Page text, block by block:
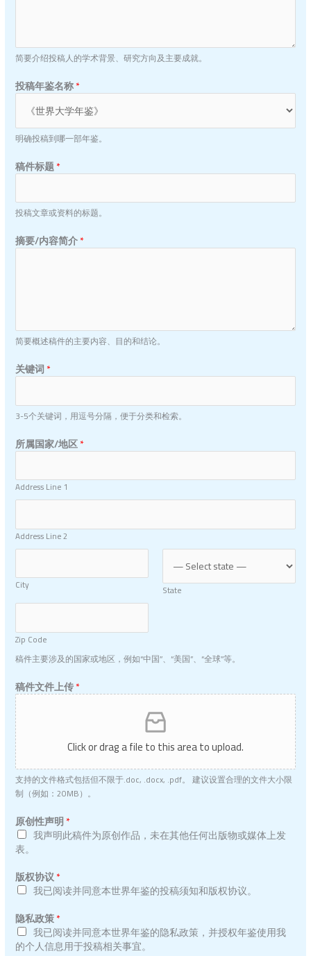
E
L
C
T
E
D
简要介绍投稿人的学术背景、研究方向及主要成就。
投稿年鉴名称*
明确投稿到哪一部年鉴。
稿件标题*
投稿文章或资料的标题。
摘要/内容简介*
简要概述稿件的主要内容、目的和结论。
关键词*
3-5个关键词，用逗号分隔，便于分类和检索。
所属国家/地区*
Address Line 1
Address Line 2
City State
Zip Code
稿件主要涉及的国家或地区，例如“中国”、“美国”、“全球”等。
稿件文件上传*
Click or drag a file to this area to upload.
支持的文件格式包括但不限于.doc, .docx, .pdf。 建议设置合理的文件大小限
制（例如：20MB）。
联
系
电
话
*
个
人
简
介
原创性声明*
我声明此稿件为原创作品，未在其他任何出版物或媒体上发
表。
版权协议*
我已阅读并同意本世界年鉴的投稿须知和版权协议。
隐私政策*
我已阅读并同意本世界年鉴的隐私政策，并授权年鉴使用我
的个人信息用于投稿相关事宜。